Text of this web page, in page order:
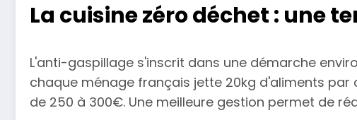
La cuisine zéro déchet : une
L'anti-gaspillage s'inscrit dans une démarche
chaque ménage français jette 20kg d'aliments
de 250 à 300€. Une meilleure gestion permet de